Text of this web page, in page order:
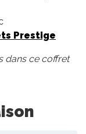
Prestige
dans ce coffret